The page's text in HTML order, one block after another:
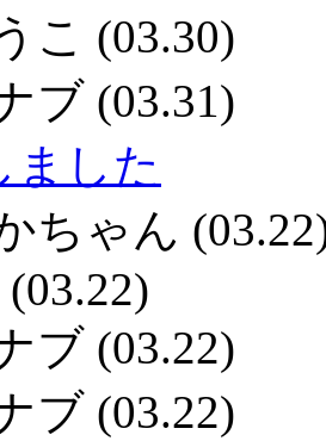
こ (03.30)
ブ (03.31)
ました
ちゃん
ブ (03.22)
ブ (03.22)